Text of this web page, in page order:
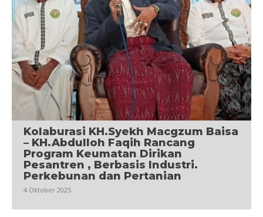
Kolaburasi KH.Syekh Macgzum Baisa
– KH.Abdulloh Faqih Rancang
Program Keumatan Dirikan
Pesantren , Berbasis Industri.
Perkebunan dan Pertanian
4 Oktober 2025